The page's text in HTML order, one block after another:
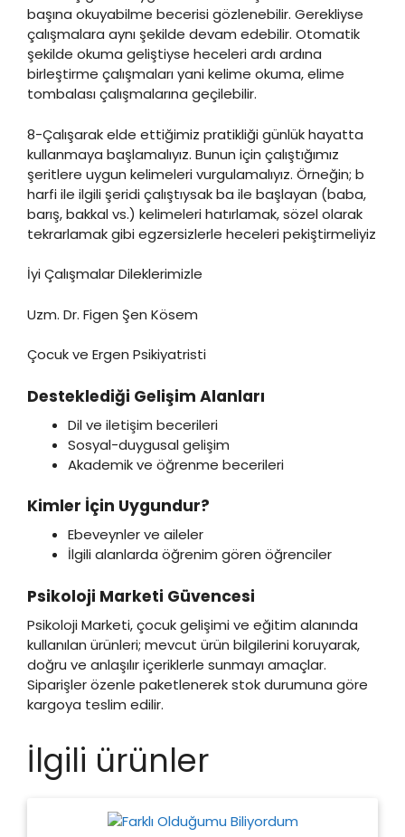
başına okuyabilme becerisi gözlenebilir. Gerekliyse
çalışmalara aynı şekilde devam edebilir. Otomatik
şekilde okuma geliştiyse heceleri ardı ardına
birleştirme çalışmaları yani kelime okuma, elime
tombalası çalışmalarına geçilebilir.
8-Çalışarak elde ettiğimiz pratikliği günlük hayatta
kullanmaya başlamalıyız. Bunun için çalıştığımız
şeritlere uygun kelimeleri vurgulamalıyız. Örneğin; b
harfi ile ilgili şeridi çalıştıysak ba ile başlayan (baba,
barış, bakkal vs.) kelimeleri hatırlamak, sözel olarak
tekrarlamak gibi egzersizlerle heceleri pekiştirmeliyiz
İyi Çalışmalar Dileklerimizle
Uzm. Dr. Figen Şen Kösem
Çocuk ve Ergen Psikiyatristi
Desteklediği Gelişim Alanları
Dil ve iletişim becerileri
Sosyal-duygusal gelişim
Akademik ve öğrenme becerileri
Kimler İçin Uygundur?
Ebeveynler ve aileler
İlgili alanlarda öğrenim gören öğrenciler
Psikoloji Marketi Güvencesi
Psikoloji Marketi, çocuk gelişimi ve eğitim alanında
kullanılan ürünleri; mevcut ürün bilgilerini koruyarak,
doğru ve anlaşılır içeriklerle sunmayı amaçlar.
Siparişler özenle paketlenerek stok durumuna göre
kargoya teslim edilir.
İlgili ürünler